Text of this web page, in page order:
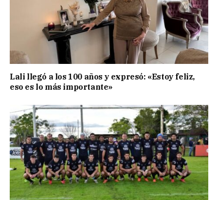
Lali llegó a los 100 años y expresó: «Estoy feliz,
eso es lo más importante»